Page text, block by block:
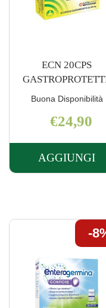
ECN 20CPS
Buona Disponibilità
€24,90
AGGIUNGI